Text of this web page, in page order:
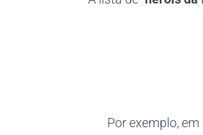
Por exemplo, em